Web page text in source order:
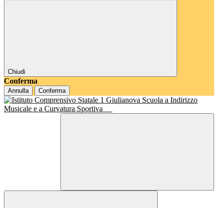
Chiudi
Conferma
Annulla Conferma
Scuola a Indirizzo
Musicale e a Curvatura Sportiva